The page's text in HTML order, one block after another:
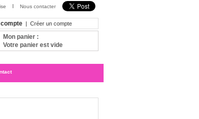
Nous contacter
compte | Créer un compte
Mon panier :
Votre panier est vide